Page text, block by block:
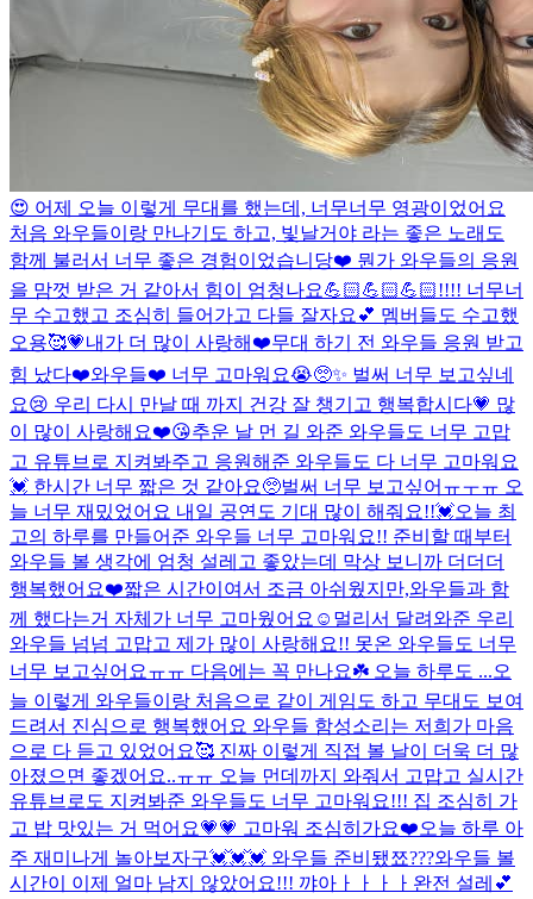
😍 어제 오늘 이렇게 무대를 했는데, 너무너무 영광이었어요
처음 와우들이랑 만나기도 하고, 빛날거야 라는 좋은 노래도
함께 불러서 너무 좋은 경험이었습니당❤️ 뭔가 와우들의 응원
을 맘껏 받은 거 같아서 힘이 엄청나요💪🏻💪🏻💪🏻!!!! 너무너
무 수고했고 조심히 들어가고 다들 잘자요💕 멤버들도 수고했
오용🥰💗내가 더 많이 사랑해❤️무대 하기 전 와우들 응원 받고
힘 났다❤️와우들❤️ 너무 고마워요😭🥺✨ 벌써 너무 보고싶네
요😢 우리 다시 만날 때 까지 건강 잘 챙기고 행복합시다💗 많
이 많이 사랑해요❤️😘추운 날 먼 길 와준 와우들도 너무 고맙
고 유튜브로 지켜봐주고 응원해준 와우들도 다 너무 고마워요
💓 한시간 너무 짧은 것 같아요🥺벌써 너무 보고싶어ㅠㅜㅠ 오
늘 너무 재밌었어요 내일 공연도 기대 많이 해줘요!!💓오늘 최
고의 하루를 만들어준 와우들 너무 고마워요!! 준비할 때부터
와우들 볼 생각에 엄청 설레고 좋았는데 막상 보니까 더더더
행복했어요❤️짧은 시간이여서 조금 아쉬웠지만,와우들과 함
께 했다는거 자체가 너무 고마웠어요☺️멀리서 달려와준 우리
와우들 넘넘 고맙고 제가 많이 사랑해요!! 못온 와우들도 너무
너무 보고싶어요ㅠㅠ 다음에는 꼭 만나요☘️ 오늘 하루도 ...오
늘 이렇게 와우들이랑 처음으로 같이 게임도 하고 무대도 보여
드려서 진심으로 행복했어요 와우들 함성소리는 저희가 마음
으로 다 듣고 있었어요🥰 진짜 이렇게 직접 볼 날이 더욱 더 많
아졌으면 좋겠어요..ㅠㅠ 오늘 먼데까지 와줘서 고맙고 실시간
유튜브로도 지켜봐준 와우들도 너무 고마워요!!! 집 조심히 가
고 밥 맛있는 거 먹어요💗💗 고마워 조심히가요❤️오늘 하루 아
주 재미나게 놀아보자구💓💓💓 와우들 준비됐쬬???와우들 볼
시간이 이제 얼마 남지 않았어요!!! 꺄아ㅏㅏㅏㅏ완전 설레💕